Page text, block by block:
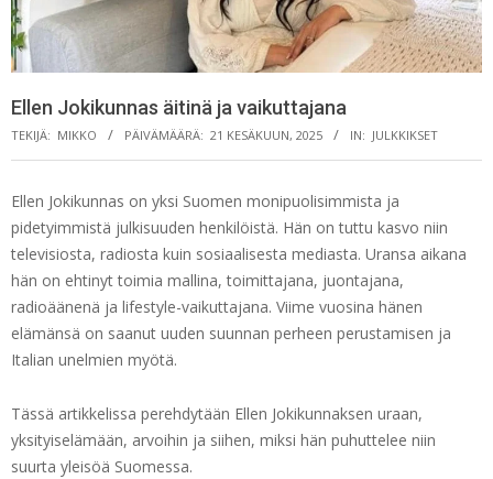
Ellen Jokikunnas äitinä ja vaikuttajana
TEKIJÄ: MIKKO PÄIVÄMÄÄRÄ: 21 KESÄKUUN, 2025 IN: JULKKIKSET
Ellen Jokikunnas on yksi Suomen monipuolisimmista ja
pidetyimmistä julkisuuden henkilöistä. Hän on tuttu kasvo niin
televisiosta, radiosta kuin sosiaalisesta mediasta. Uransa aikana
hän on ehtinyt toimia mallina, toimittajana, juontajana,
radioäänenä ja lifestyle-vaikuttajana. Viime vuosina hänen
elämänsä on saanut uuden suunnan perheen perustamisen ja
Italian unelmien myötä.
Tässä artikkelissa perehdytään Ellen Jokikunnaksen uraan,
yksityiselämään, arvoihin ja siihen, miksi hän puhuttelee niin
suurta yleisöä Suomessa.